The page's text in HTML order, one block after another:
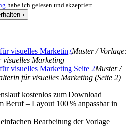
habe ich gelesen und akzeptiert.
›
Muster / Vorlage:
visuelles Marketing
Muster /
für visuelles Marketing (Seite 2)
kostenlos zum Download
Beruf – Layout 100 % anpassbar in
Bearbeitung der Vorlage